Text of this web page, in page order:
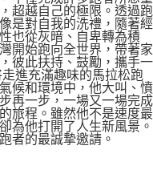
超越自己的極限。透過跑
是對自我的洗禮，隨著經
也從灰暗、自卑轉為積
開始跑向全世界，帶著家
彼此扶持、鼓勵，攜手一
進充滿趣味的馬拉松跑
候和環境中，他大叫、憤
再一步，一場又一場完成
旅程。雖然他不是速度最
為他打開了人生新風景。
者的最誠摯邀請。